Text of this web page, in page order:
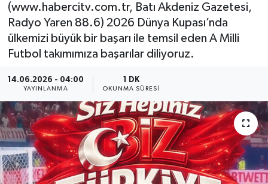
(www.habercitv.com.tr, Batı Akdeniz Gazetesi,
Radyo Yaren 88.6) 2026 Dünya Kupası’nda
ülkemizi büyük bir başarı ile temsil eden A Milli
Futbol takımımıza başarılar diliyoruz.
14.06.2026 - 04:00
YAYINLANMA
1 DK
OKUNMA SÜRESI
Son Dakika Haberleri
Haber Arşivi